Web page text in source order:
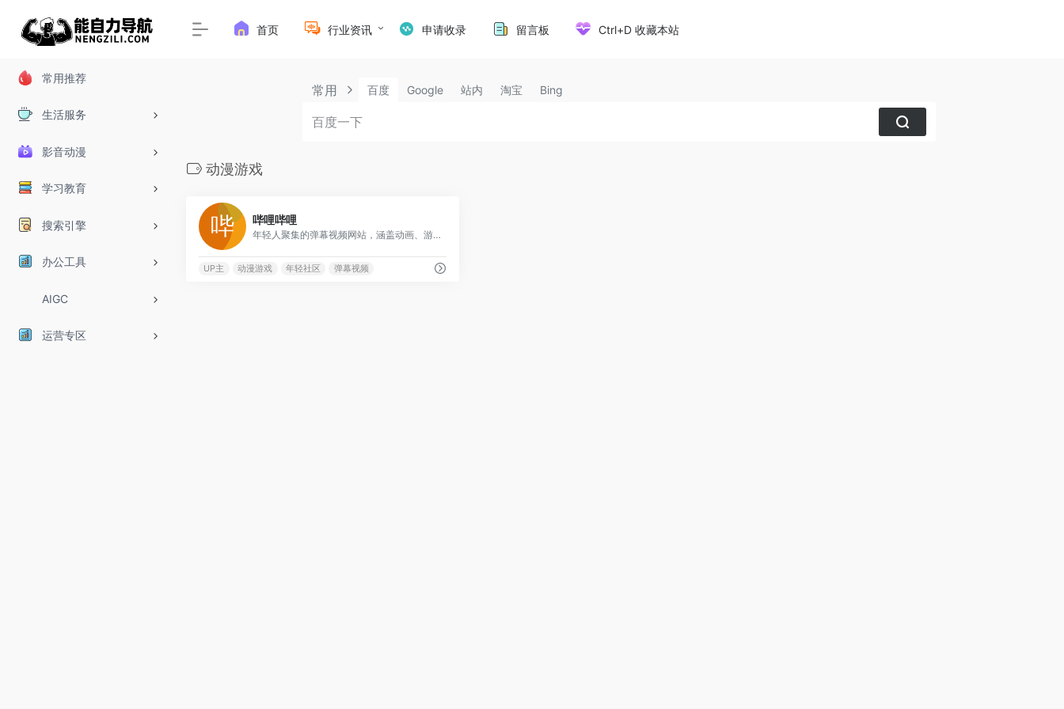
常用推荐
生活服务
影音动漫
学习教育
搜索引擎
办公工具
AIGC
运营专区
首页 行业资讯 申请收录 留言板 Ctrl+D 收藏本站
常用 百度 Google 站内 淘宝 Bing
动漫游戏
哔哩哔哩
年轻人聚集的弹幕视频网站，涵盖动画、游戏、音乐等多元内容
UP主 动漫游戏 年轻社区 弹幕视频